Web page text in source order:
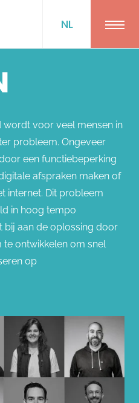
NL
wordt voor veel mensen in
probleem. Ongeveer
een functiebeperking
afspraken maken of
internet. Dit probleem
in hoog tempo
bij aan de oplossing door
ontwikkelen om snel
op